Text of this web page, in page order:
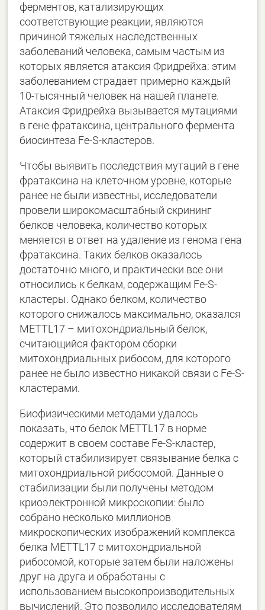
ферментов, катализирующих
соответствующие реакции, являются
причиной тяжелых наследственных
заболеваний человека, самым частым из
которых является атаксия Фридрейха: этим
заболеванием страдает примерно каждый
10-тысячный человек на нашей планете.
Атаксия Фридрейха вызывается мутациями
в гене фратаксина, центрального фермента
биосинтеза Fe-S-кластеров.
Чтобы выявить последствия мутаций в гене
фратаксина на клеточном уровне, которые
ранее не были известны, исследователи
провели широкомасштабный скрининг
белков человека, количество которых
меняется в ответ на удаление из генома гена
фратаксина. Таких белков оказалось
достаточно много, и практически все они
относились к белкам, содержащим Fe-S-
кластеры. Однако белком, количество
которого снижалось максимально, оказался
METTL17 – митохондриальный белок,
считающийся фактором сборки
митохондриальных рибосом, для которого
ранее не было известно никакой связи с Fe-S-
кластерами.
Биофизическими методами удалось
показать, что белок METTL17 в норме
содержит в своем составе Fe-S-кластер,
который стабилизирует связывание белка с
митохондриальной рибосомой. Данные о
стабилизации были получены методом
криоэлектронной микроскопии: было
собрано несколько миллионов
микроскопических изображений комплекса
белка METTL17 с митохондриальной
рибосомой, которые затем были наложены
друг на друга и обработаны с
использованием высокопроизводительных
вычислений. Это позволило исследователям